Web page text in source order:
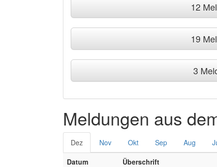
12
19
3
Meldungen aus
Dez Nov Okt Sep Aug
Datum
Überschrift